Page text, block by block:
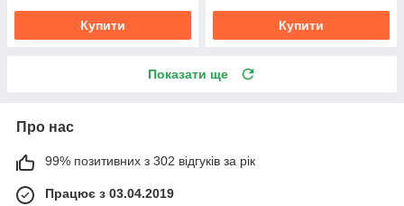
Купити Купити
Показати ще
Про нас
99% позитивних з 302 відгуків за рік
Працює з 03.04.2019